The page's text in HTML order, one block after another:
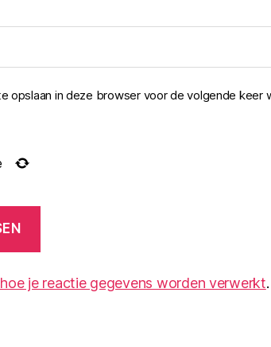
opslaan in deze browser voor de volgende keer
je reactie gegevens worden verwerkt.